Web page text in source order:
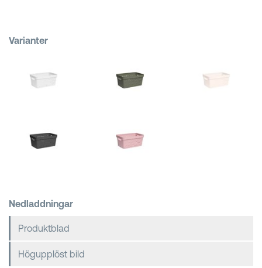
Varianter
Nedladdningar
Produktblad
Högupplöst bild